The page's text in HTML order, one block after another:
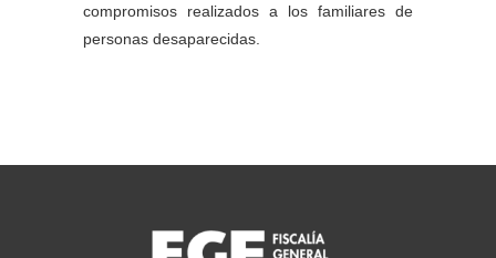
compromisos realizados a los familiares de
personas desaparecidas.